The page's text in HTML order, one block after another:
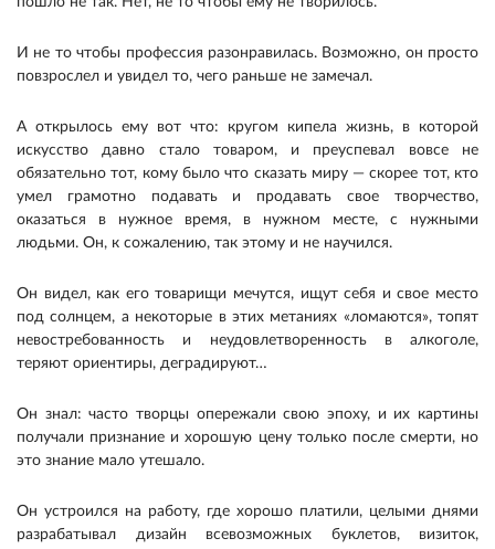
И не то чтобы профессия разонравилась. Возможно, он просто
повзрослел и увидел то, чего раньше не замечал.
А открылось ему вот что: кругом кипела жизнь, в которой
искусство давно стало товаром, и преуспевал вовсе не
обязательно тот, кому было что сказать миру — скорее тот, кто
умел грамотно подавать и продавать свое творчество,
оказаться в нужное время, в нужном месте, с нужными
людьми. Он, к сожалению, так этому и не научился.
Он видел, как его товарищи мечутся, ищут себя и свое место
под солнцем, а некоторые в этих метаниях «ломаются», топят
невостребованность и неудовлетворенность в алкоголе,
теряют ориентиры, деградируют…
Он знал: часто творцы опережали свою эпоху, и их картины
получали признание и хорошую цену только после смерти, но
это знание мало утешало.
Он устроился на работу, где хорошо платили, целыми днями
разрабатывал дизайн всевозможных буклетов, визиток,